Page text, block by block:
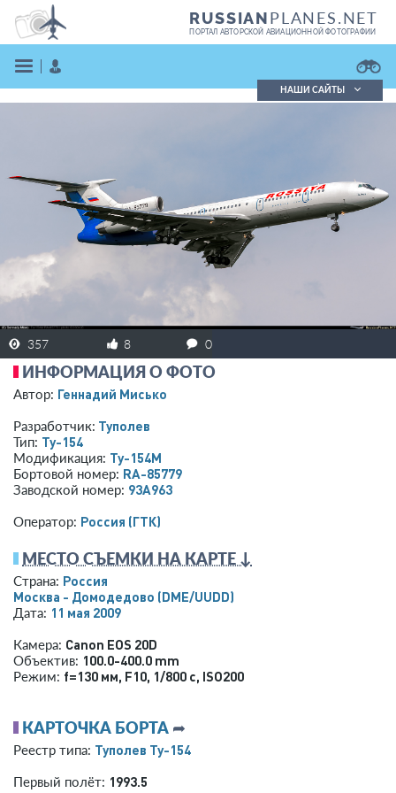
RUSSIANPLANES.NET
ПОРТАЛ АВТОРСКОЙ АВИАЦИОННОЙ ФОТОГРАФИИ
ЗАРЕГИСТРИРОВАТЬСЯ
НАШИ САЙТЫ
357 8 0
ИНФОРМАЦИЯ О ФОТО
Автор: Геннадий Мисько
Разработчик: Туполев
Тип: Ту-154
Модификация: Ту-154М
Бортовой номер: RA-85779
Заводской номер: 93A963
Оператор: Россия (ГТК)
МЕСТО СЪЕМКИ НА КАРТЕ ↓
Страна: Россия
Москва - Домодедово (DME/UUDD)
Дата: 11 мая 2009
Камера: Canon EOS 20D
Объектив: 100.0-400.0 mm
Режим: f=130 мм, F10, 1/800 с, ISO200
КАРТОЧКА БОРТА ➦
Реестр типа: Туполев Ту-154
Первый полёт: 1993.5